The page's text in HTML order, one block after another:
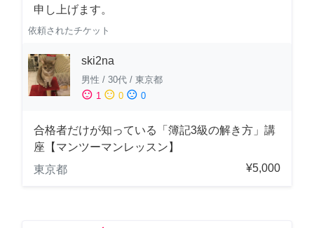
申し上げます。
依頼されたチケット
ski2na
男性 / 30代 / 東京都
sentiment_satisfied 1 sentiment_neutral 0 sentiment_dissatisfied 0
合格者だけが知っている「簿記3級の解き方」講
座【マンツーマンレッスン】
東京都
¥5,000